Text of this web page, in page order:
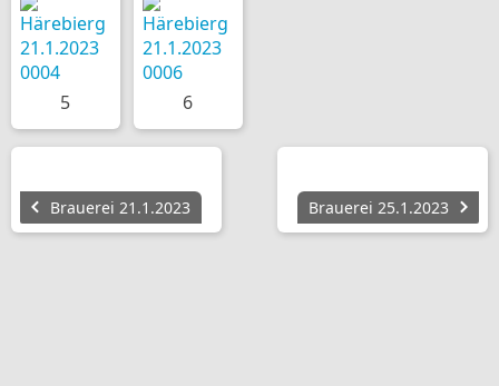
5 6
Brauerei 21.1.2023 Brauerei 25.1.2023